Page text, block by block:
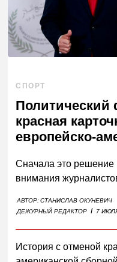
СПОРТ
Политический
красная
европейско-
Сначала это решение
внимания
АВТОР:СТАНИСЛАВ ОКУНЕВИЧ
ДЕЖУРНЫЙ РЕДАКТОР I 7
История с отменой